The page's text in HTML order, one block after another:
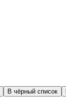
В чёрный список